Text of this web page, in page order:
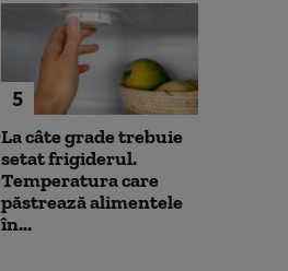
5
La câte grade trebuie
setat frigiderul.
Temperatura care
păstrează alimentele
în...